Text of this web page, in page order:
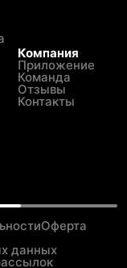
Компания
Приложение
Команда
Отзывы
Контакты
Оферта
данных